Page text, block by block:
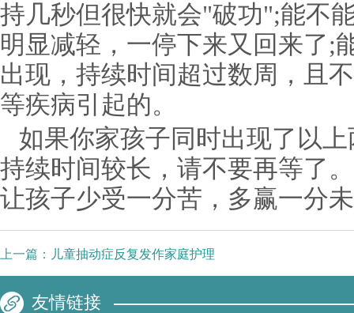
持几秒但很快就会"破功";能不
明显减轻，一停下来又回来了
出现，持续时间超过数周，且
等疾病引起的。
如果你家孩子同时出现了以
持续时间较长，请不要再等了
让孩子少受一分苦，多赢一分
上一篇： 儿童抽动症反复发作家庭护理
友情链接